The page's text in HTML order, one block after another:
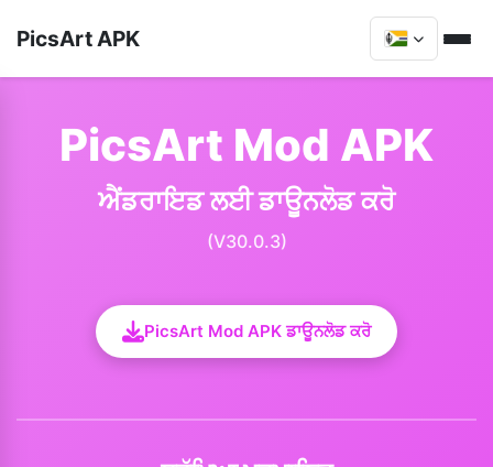
PicsArt APK
PicsArt Mod APK
ਐਂਡਰਾਇਡ ਲਈ ਡਾਊਨਲੋਡ ਕਰੋ
(V30.0.3)
PicsArt Mod APK ਡਾਊਨਲੋਡ ਕਰੋ